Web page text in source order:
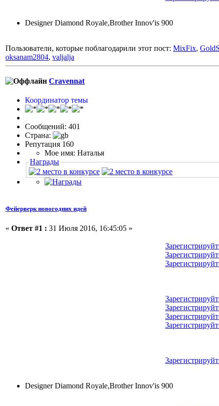
Designer Diamond Royale,Brother Innov'is 900
Пользователи, которые поблагодарили этот пост: MixFix,
oksanam2804, valjalja
Cravennat
Координатор темы
Сообщений: 401
Страна:
Репутация 160
Мое имя: Наталья
Награды
Фейерверк новогодних идей
« Ответ #1 : 31 Июля 2016, 16:45:05 »
Designer Diamond Royale,Brother Innov'is 900